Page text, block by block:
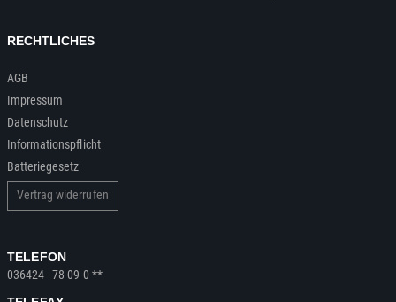
RECHTLICHES
AGB
Impressum
Datenschutz
Informationspflicht
Batteriegesetz
Vertrag widerrufen
TELEFON
036424 - 78 09 0 **